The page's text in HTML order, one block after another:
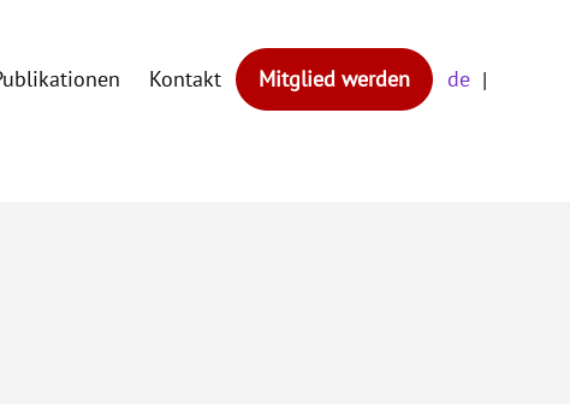
Kontakt Mitglied werden
de